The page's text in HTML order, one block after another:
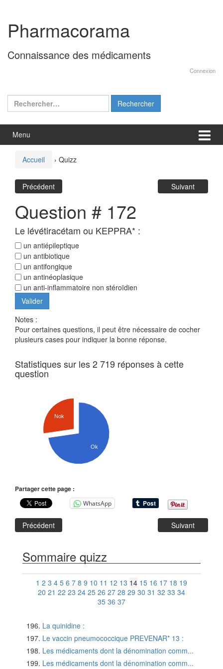
contenu
menu
principal
Pharmacorama
Connaissance des médicaments
Connexion
Rechercher :
Menu
Accueil › Quizz
Précédent Suivant
Question # 172
Le lévétiracétam ou KEPPRA* :
un antiépileptique
un antibiotique
un antifongique
un antinéoplasique
un anti-inflammatoire non stéroïdien
Notes :
Pour certaines questions, il peut être nécessaire de cocher
plusieurs cases pour indiquer la bonne réponse.
Statistiques sur les 2 719 réponses à cette
question
Nok
Ok
Partager cette page :
WhatsApp
Précédent Suivant
Sommaire quizz
1 2 3 4 5 6 7 8 9 10 11 12 13 14 15 16 17 18 19
20 21 22 23 24 25 26 27 28 29 30 31 32 33 34
35 36 37
La quinidine :
Le vaccin pneumococcique PREVENAR* 13 :
Les médicaments dont la dénomination comm...
Les médicaments dont la dénomination comm...